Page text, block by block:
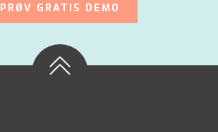
PRØV GRATIS DEMO